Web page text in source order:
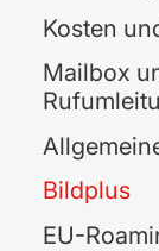
Kosten
Mailbox
Bildplus
EU-